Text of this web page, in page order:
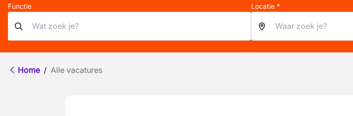
Functie Locatie *
Home / Alle vacatures